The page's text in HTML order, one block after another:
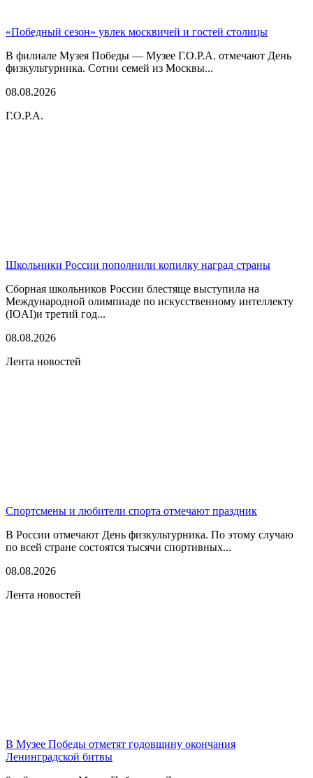
«Победный сезон» увлек москвичей и гостей столицы
В филиале Музея Победы — Музее Г.О.Р.А. отмечают День
физкультурника. Сотни семей из Москвы...
08.08.2026
Г.О.Р.А.
Школьники России пополнили копилку наград страны
Сборная школьников России блестяще выступила на
Международной олимпиаде по искусственному интеллекту
(IOAI)и третий год...
08.08.2026
Лента новостей
Спортсмены и любители спорта отмечают праздник
В России отмечают День физкультурника. По этому случаю
по всей стране состоятся тысячи спортивных...
08.08.2026
Лента новостей
В Музее Победы отметят годовщину окончания
Ленинградской битвы